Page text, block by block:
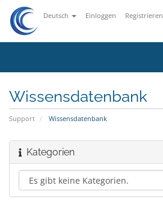
Deutsch Einloggen Registrieren
Wissensdatenbank
Support Wissensdatenbank
Kategorien